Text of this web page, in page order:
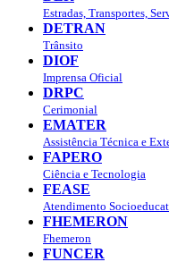
Estradas, Transportes,
DETRAN
Trânsito
DIOF
Imprensa Oficial
DRPC
Cerimonial
EMATER
Assistência Técnica e
FAPERO
Ciência e Tecnologia
FEASE
Atendimento
FHEMERON
Fhemeron
FUNCER